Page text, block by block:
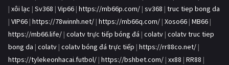
| xôi lạc | Sv368 | Vip66 | https://mb66p.com/ | sv368 | truc tiep bong da
| VIP66 | https://78winnh.net/ | https://mb66q.com/ | Xoso66 | MB66 |
https://mb66.life/ | colatv trực tiếp bóng đá | colatv | colatv truc tiep
bong da | colatv | colatv bóng đá trực tiếp | https://rr88co.net/ |
https://tylekeonhacai.futbol/ | https://bshbet.com/ | xx88 | RR88 |